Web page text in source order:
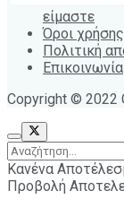
είμαστε
Όροι χρήσης
Πολιτική
Επικοινωνία
Copyright © 2022
Κανένα
Προβολή